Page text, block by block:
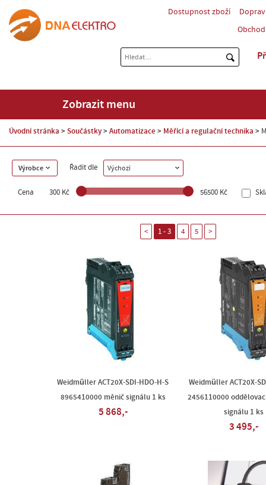
Dostupnost zboží
Zobrazit menu
Úvodní stránka Součástky Automatizace Měřící a regulační technika
Výrobce Řadit dle Výchozí
Cena 300 Kč 56500 Kč
< 1 - 3 4 5 >
Weidmüller ACT20X-SDI-HDO-H-S
8965410000 měnič signálu 1 ks
5 868,-
Weidmüller ACT20X-
2456110000
signálu 1 ks
3 495,-